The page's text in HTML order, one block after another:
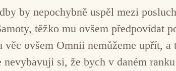
by nepochybně uspěl mezi
těžko mu ovšem předpovídat
věc ovšem Omnii nemůžeme upřít,
nevybavuji si, že bych v daném